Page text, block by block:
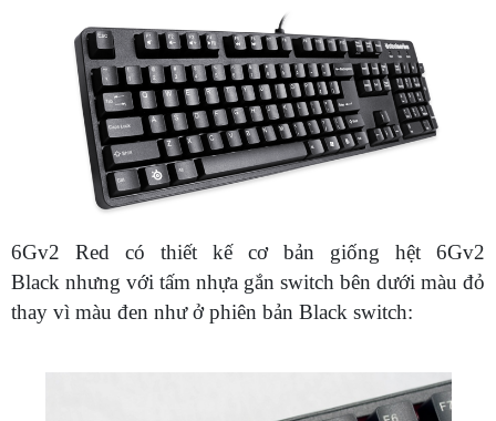
6Gv2 Red có thiết kế cơ bản giống hệt 6Gv2
Black nhưng với tấm nhựa gắn switch bên dưới màu đỏ
thay vì màu đen như ở phiên bản Black switch: